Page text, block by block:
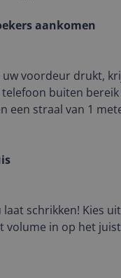
aankomen
voordeur drukt,
buiten bereik
een straal van 1
schrikken! Kies
in op het